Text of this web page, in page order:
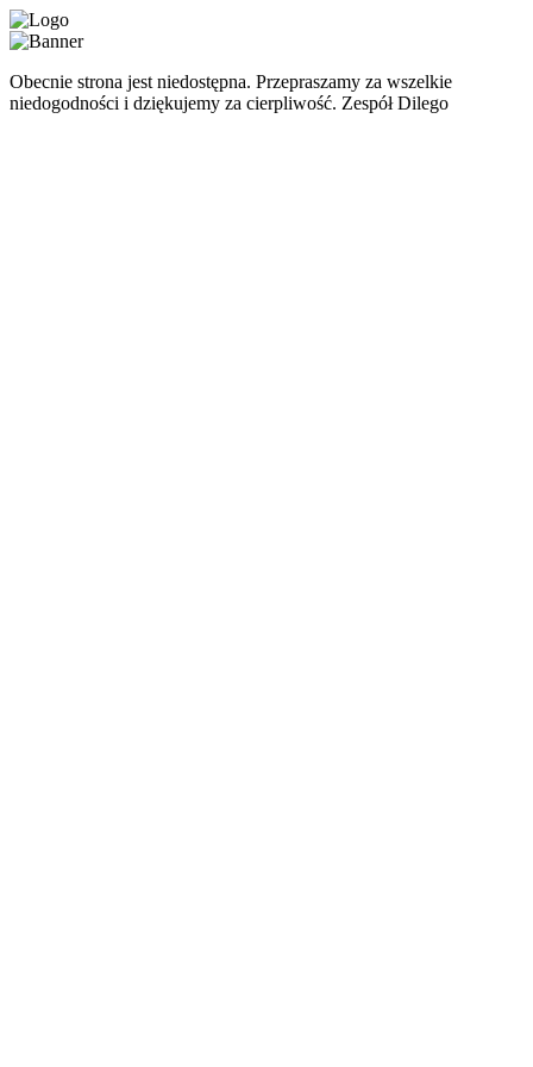
Obecnie strona jest niedostępna. Przepraszamy za wszelkie
niedogodności i dziękujemy za cierpliwość. Zespół Dilego